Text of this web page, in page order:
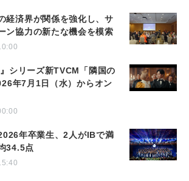
経済界が関係を強化し、サ
ン協力の新たな機会を模索
』シリーズ新TVCM「隣国の
年7月1日（水）からオン
年卒業生、2人がIBで満
34.5点